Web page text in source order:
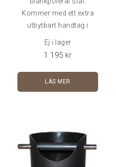
Kommer med ett extra
utbytbart handtag i
Ej i lager
1 195 kr
LÄS MER